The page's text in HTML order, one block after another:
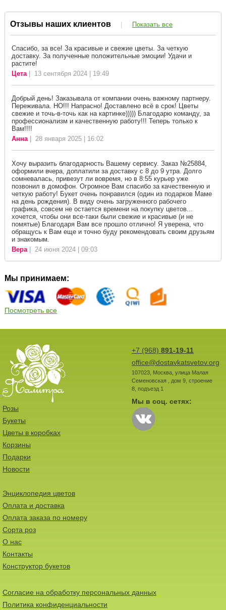
Отзывы наших клиентов | Показать все
Спасибо, за все! За красивые и свежие цветы. За четкую
доставку. За полученные положительные эмоции! Удачи и
растите!
Цета| 13 сентября 2024 | 19:49
Добрый день! Заказывала от компании очень важному партнеру.
Переживала. НО!!! Напрасно! Доставлено всё в срок! Цветы
свежие и точь-в-точь как на картинке))))) Благодарю команду, за
профессионализм и качественную работу!!! Теперь только к
Вам!!!!
Анна| 28 января 2025 | 16:02
Хочу выразить благодарность Вашему сервису. Заказ №25884,
оформили вчера, доплатили за доставку с 8 до 9 утра. Долго
сомневалась, привезут ли вовремя, но в 8:55 курьер уже
позвонил в домофон. Огромное Вам спасибо за качественную и
четкую работу! Букет очень понравился (один из подарков Маме
на день рождения). В виду очень загруженного рабочего
графика, совсем не остается времени на покупку цветов...
хочется, чтобы они все-таки были свежие и красивые (и не
помятые) Благодаря Вам все прошло отлично! Я уверена, что
обращусь к Вам еще и точно буду рекомендовать своим друзьям
и знакомым.
Вера| 24 июня 2024 | 09:03
Мы принимаем:
Посмотреть все
+7 (968) 891-19-11
office@dostavkatsvetov.org
107023, Москва, улица Малая
Семеновская , дом 9, строение
8, подъезд 1
Мы в соц. сетях:
Розы
Букеты
Цветы в коробках
Корзины
Подарки
Новости
Энциклопедия цветов
Оплата и доставка
Оплата заказа по номеру
Сорта роз
О нас
Контакты
Конструктор букетов
Согласие на обработку персональных данных
Политика конфиденциальности